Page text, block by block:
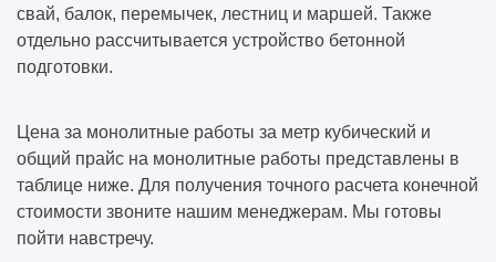
свай, балок, перемычек, лестниц и маршей. Также
отдельно рассчитывается устройство бетонной
подготовки.
Цена за монолитные работы за метр кубический и
общий прайс на монолитные работы представлены в
таблице ниже. Для получения точного расчета конечной
стоимости звоните нашим менеджерам. Мы готовы
пойти навстречу.